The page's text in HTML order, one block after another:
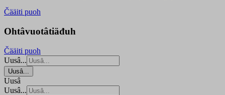
Čääiti puoh
Ohtâvuotâtiäđuh
Čääiti puoh
Uusâ...
Uusâ...
Uusâ
Uusâ...